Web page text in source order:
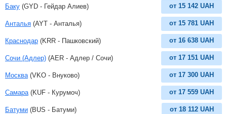
Баку (GYD - Гейдар Алиев) от 15 142 UAH
Анталья (AYT - Анталья) от 15 781 UAH
Краснодар (KRR - Пашковский) от 16 638 UAH
Сочи (Адлер) (AER - Адлер / Сочи) от 17 151 UAH
Москва (VKO - Внуково) от 17 300 UAH
Самара (KUF - Курумоч) от 17 559 UAH
Батуми (BUS - Батуми) от 18 112 UAH